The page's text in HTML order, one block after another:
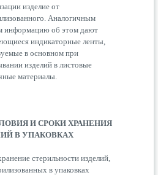
изделие от
Аналогичным
информацию об этом дают
индикаторные ленты,
в основном при
изделий в листовые
материалы.
И СРОКИ ХРАНЕНИЯ
В УПАКОВКАХ
стерильности изделий,
в упаковках